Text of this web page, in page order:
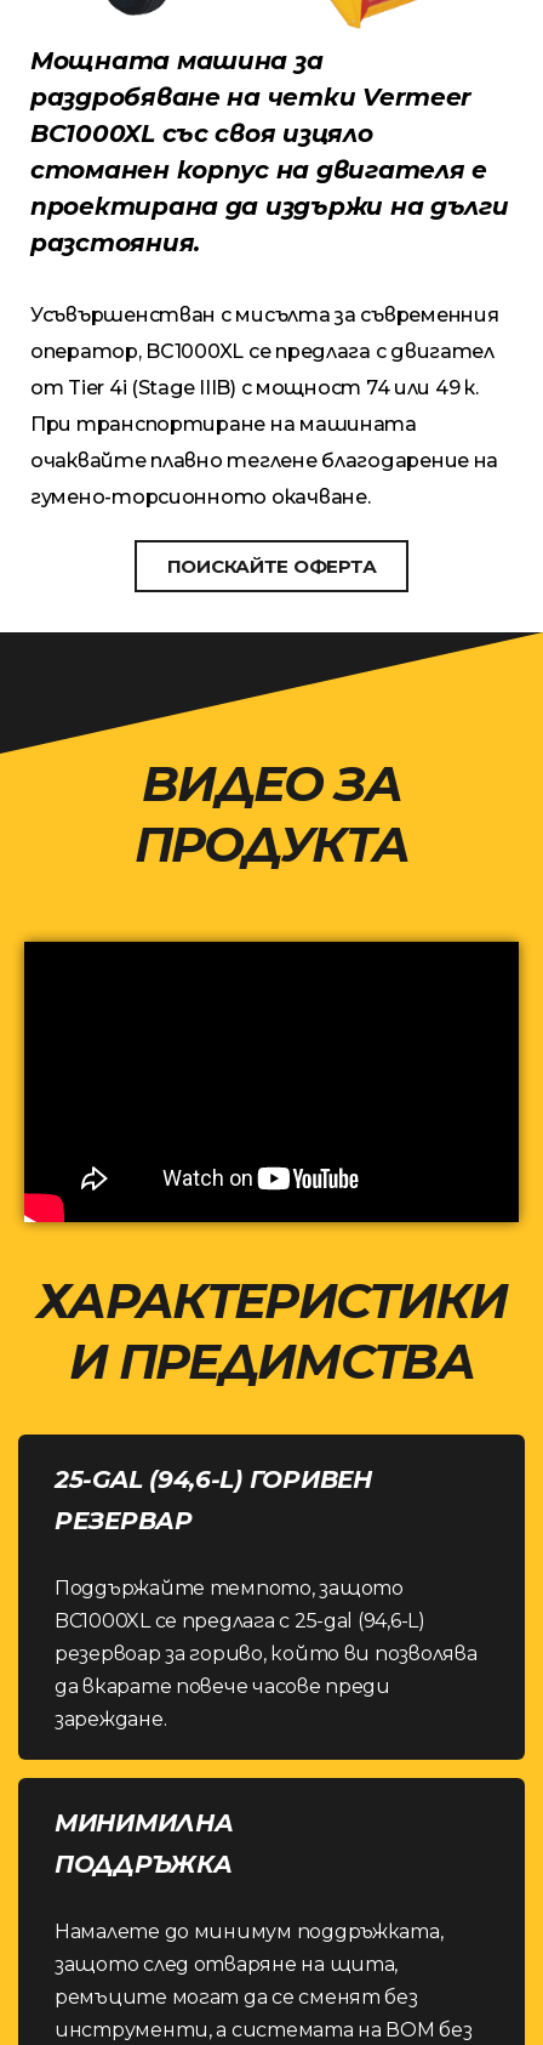
Мощната машина за
раздробяване на четки Vermeer
BC1000XL със своя изцяло
стоманен корпус на двигателя е
проектирана да издържи на дълги
разстояния.
Усъвършенстван с мисълта за съвременния
оператор, BC1000XL се предлага с двигател
от Tier 4i (Stage IIIB) с мощност 74 или 49 к.
При транспортиране на машината
очаквайте плавно теглене благодарение на
гумено-торсионното окачване.
ПОИСКАЙТЕ ОФЕРТА
ВИДЕО ЗА
ПРОДУКТА
ХАРАКТЕРИСТИКИ
И ПРЕДИМСТВА
25-GAL (94,6-L) ГОРИВЕН
РЕЗЕРВАР
Поддържайте темпото, защото
BC1000XL се предлага с 25-gal (94,6-L)
резервоар за гориво, който ви позволява
да вкарате повече часове преди
зареждане.
МИНИМИЛНА
ПОДДРЪЖКА
Намалете до минимум поддръжката,
защото след отваряне на щита,
ремъците могат да се сменят без
инструменти, а системата на ВОМ без